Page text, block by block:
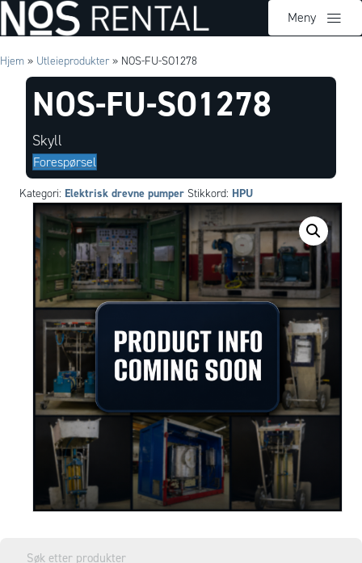
Meny
Hjem » Utleieprodukter » NOS-FU-SO1278
NOS-FU-SO1278
Skyll
Forespørsel
Kategori: Elektrisk drevne pumper Stikkord: HPU